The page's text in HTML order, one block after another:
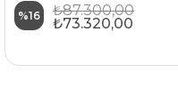
%16 ₺73.320,00
₺87.300,00